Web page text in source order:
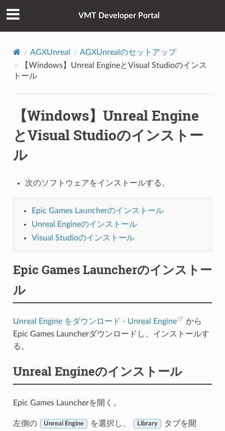
VMT Developer Portal
AGXUnreal
AGXUnrealのセットアップ
【Windows】Unreal EngineとVisual Studioのインス
トール
【Windows】Unreal Engine
とVisual Studioのインストー
ル
次のソフトウェアをインストールする。
Epic Games Launcherのインストール
Unreal Engineのインストール
Visual Studioのインストール
Epic Games Launcherのインストー
ル
Unreal Engine をダウンロード - Unreal Engine
から
Epic Games Launcherダウンロードし、インストールす
る。
Unreal Engineのインストール
Epic Games Launcherを開く。
左側の Unreal Engine を選択し、 Library
タブを開